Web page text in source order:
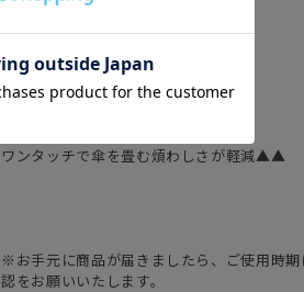
■晴雨兼用日傘タイプ
手開きの晴雨兼用日傘
晴れの日もスマートに▲▲
ワンタッチで傘を畳む煩わしさが軽減▲▲
※お手元に商品が届きましたら、ご使用時
認をお願いいたします。